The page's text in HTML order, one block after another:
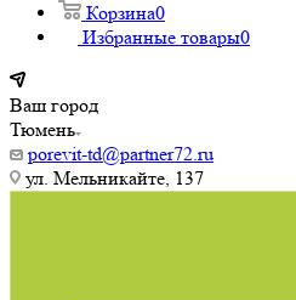
Корзина0
Избранные товары0
Ваш город
Тюмень
porevit-td@partner72.ru
ул. Мельникайте, 137